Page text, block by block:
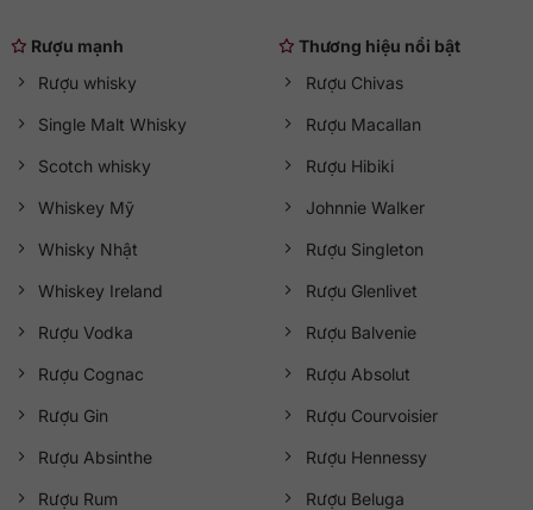
Rượu mạnh
Rượu whisky
Single Malt Whisky
Scotch whisky
Whiskey Mỹ
Whisky Nhật
Whiskey Ireland
Rượu Vodka
Rượu Cognac
Rượu Gin
Rượu Absinthe
Rượu Rum
Thương hiệu nổi bật
Rượu Chivas
Rượu Macallan
Rượu Hibiki
Johnnie Walker
Rượu Singleton
Rượu Glenlivet
Rượu Balvenie
Rượu Absolut
Rượu Courvoisier
Rượu Hennessy
Rượu Beluga